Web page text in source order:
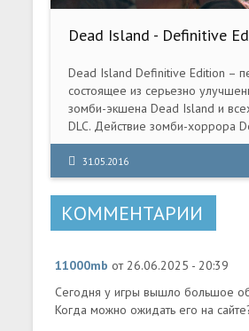
противники.
Dead Island - Definitive
Dead Island Definitive Edition –
состоящее из серьезно
зомби-экшена Dead Island и
DLC. Действие зомби-хоррора
разворачивается на
Банои, расположенном в южной
Океана. Там находится отель
отдыхают богачи. Но внезапная
эпидемия превращает
наполненный толпами зомби.
(звезда рэпа), Логану (бывшая
Американского футбола) и
(телохранитель - бывший
предстоит столкнуться со всеми
31.05.2016
КОММЕНТАРИИ
11000mb от 26.06.2025 - 20:39
Сегодня у игры вышло большое
Когда можно ожидать его на